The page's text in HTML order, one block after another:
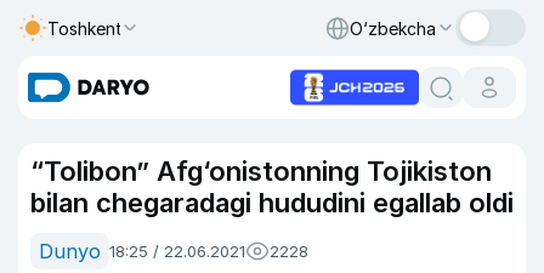
Toshkent O‘zbekcha
“Tolibon” Afg‘onistonning Tojikiston
bilan chegaradagi hududini egallab oldi
Dunyo 18:25 / 22.06.2021 2228